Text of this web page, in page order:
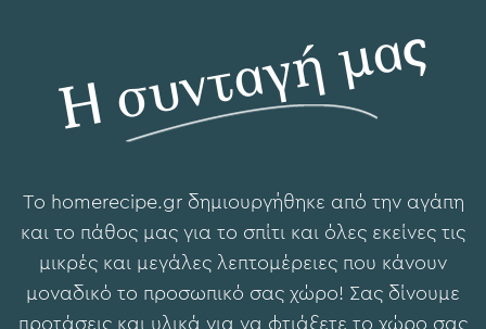
Η συνταγή μας
To hοmerecipe.gr δημιουργήθηκε από την αγάπη
και το πάθος μας για το σπίτι και όλες εκείνες τις
μικρές και μεγάλες λεπτομέρειες που κάνουν
μοναδικό το προσωπικό σας χώρο! Σας δίνουμε
προτάσεις και υλικά για να φτιάξετε το χώρο σας